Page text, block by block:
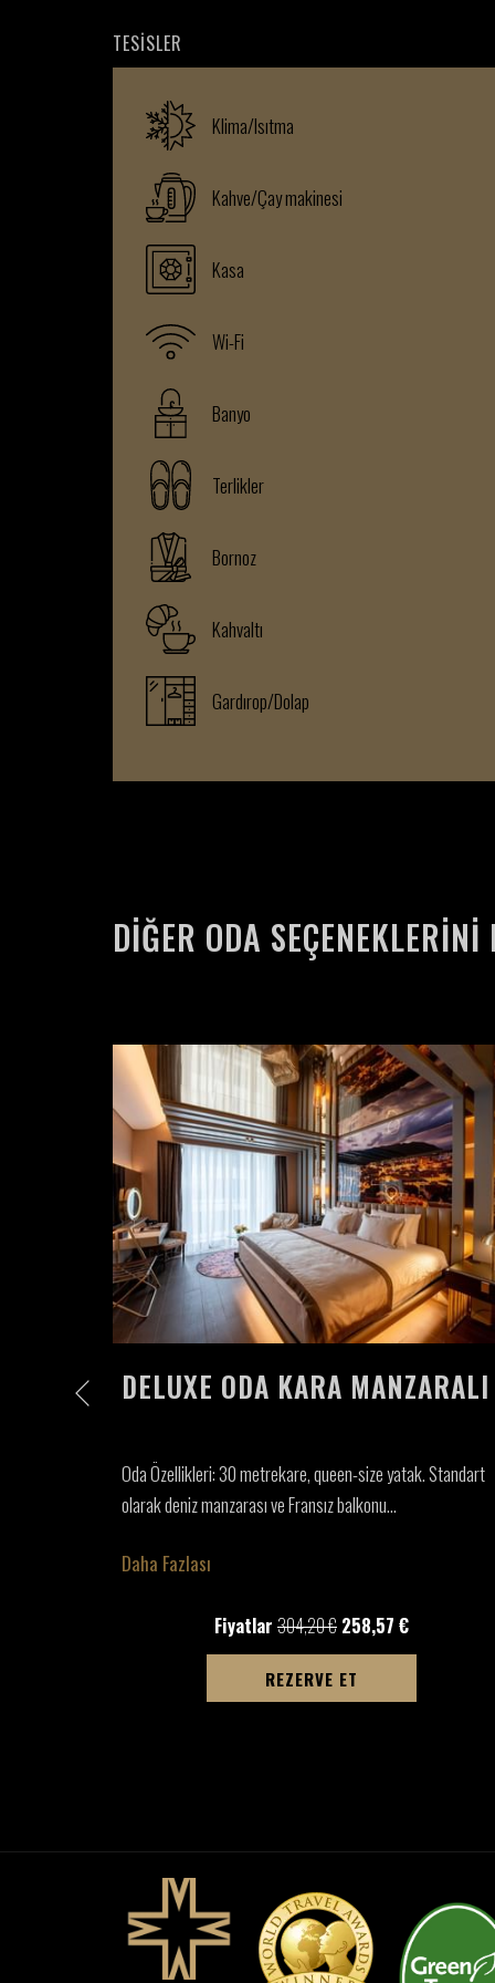
TESISLER
Klima/Isıtma
Kahve/Çay makinesi
Kasa
Wi-Fi
Banyo
Terlikler
Bornoz
Kahvaltı
Gardırop/Dolap
DIĞER ODA SEÇENEKLERINI
PreviousDELUXE ODA KARA MANZARALI
Oda Özellikleri: 30 metrekare, queen-size yatak. Standart
olarak deniz manzarası ve Fransız balkonu…
Daha Fazlası
Fiyatlar 304,20 € 258,57 €
REZERVE ET